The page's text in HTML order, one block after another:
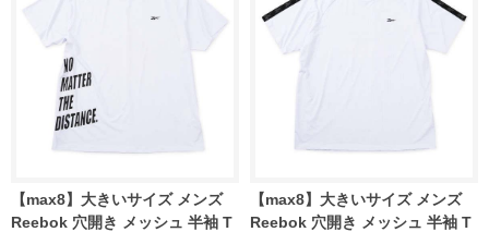
【max8】大きいサイズ メンズ
Reebok 穴開き メッシュ 半袖 T
【max8】大きいサイズ メンズ
Reebok 穴開き メッシュ 半袖 T